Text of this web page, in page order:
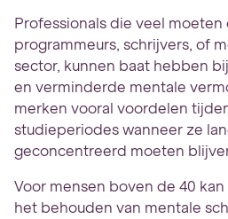
Professionals die veel
programmeurs, schrijvers, of
sector, kunnen baat hebben
en verminderde mentale
merken vooral voordelen
studieperiodes wanneer ze
geconcentreerd moeten
Voor mensen boven de 40
het behouden van mentale